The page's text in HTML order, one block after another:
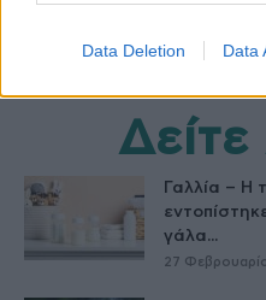
Data Deletion Data
Γαλλία – Η
γάλα...
27